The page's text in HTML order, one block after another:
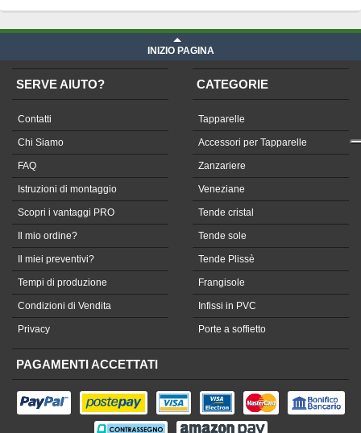
INIZIO PAGINA
SERVE AIUTO?
Contatti
Chi Siamo
FAQ
Istruzioni di montaggio
Scopri i vantaggi PRO
Il mio ordine?
Il miei preventivi?
Tempi di produzione
Condizioni di Vendita
Privacy
CATEGORIE
Tapparelle
Accessori per Tapparelle
Zanzariere
Veneziane
Tende cristal
Tende sole
Tende Plissè
Frangisole
Infissi in PVC
Porte a soffietto
PAGAMENTI ACCETTATI